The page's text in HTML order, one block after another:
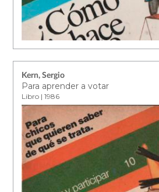
Kern, Sergio
Para aprender a votar
Libro | 1986